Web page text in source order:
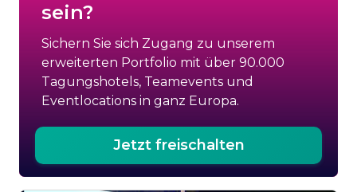
sein?
Sichern Sie sich Zugang zu unserem
erweiterten Portfolio mit über 90.000
Tagungshotels, Teamevents und
Eventlocations in ganz Europa.
Jetzt freischalten